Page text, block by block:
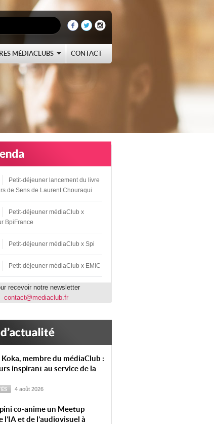
MÉDIACLUBS CONTACT
Petit-déjeuner lancement du livre
de Sens de Laurent Chouraqui
Petit-déjeuner médiaClub x
BpiFrance
Petit-déjeuner médiaClub x Spi
Petit-déjeuner médiaClub x EMIC
recevoir notre newsletter
contact@mediaclub.fr
membre du médiaClub :
inspirant au service de la
4 août 2026
co-anime un Meetup
l’IA et de l’audiovisuel à